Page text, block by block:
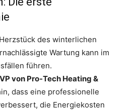
des winterlichen
Wartung kann im
führen.
von Pro-Tech Heating &
dass eine professionelle
die Energiekosten